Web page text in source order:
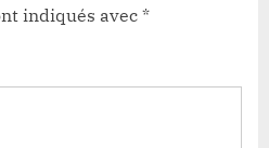
indiqués avec *